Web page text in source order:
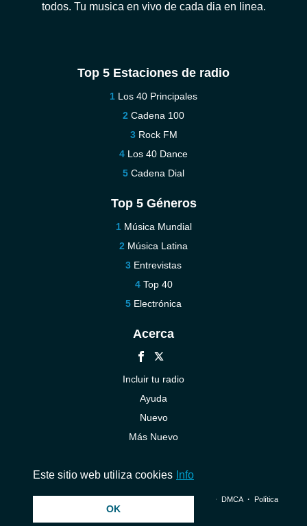
todos. Tu musica en vivo de cada dia en linea.
Top 5 Estaciones de radio
Los 40 Principales
Cadena 100
Rock FM
Los 40 Dance
Cadena Dial
Top 5 Géneros
Música Mundial
Música Latina
Entrevistas
Top 40
Electrónica
Acerca
Incluir tu radio
Ayuda
Nuevo
Más Nuevo
© 2026 InstantAudio. Reservados todos los derechos. ・ DMCA・ Política
Este sitio web utiliza cookies Info
OK